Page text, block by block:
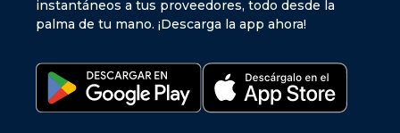
instantáneos a tus proveedores, todo desde la
palma de tu mano. ¡Descarga la app ahora!